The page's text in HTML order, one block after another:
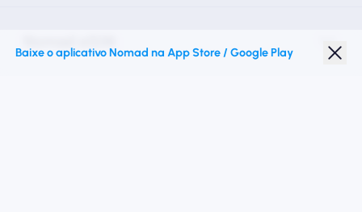
Baixe o aplicativo Nomad na App Store / Google Play